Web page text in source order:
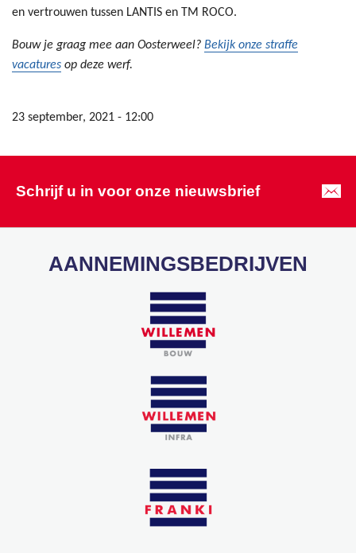
en vertrouwen tussen LANTIS en TM ROCO.
Bouw je graag mee aan Oosterweel? Bekijk onze straffe
vacatures op deze werf.
23 september, 2021 - 12:00
Schrijf u in voor onze nieuwsbrief
AANNEMINGSBEDRIJVEN